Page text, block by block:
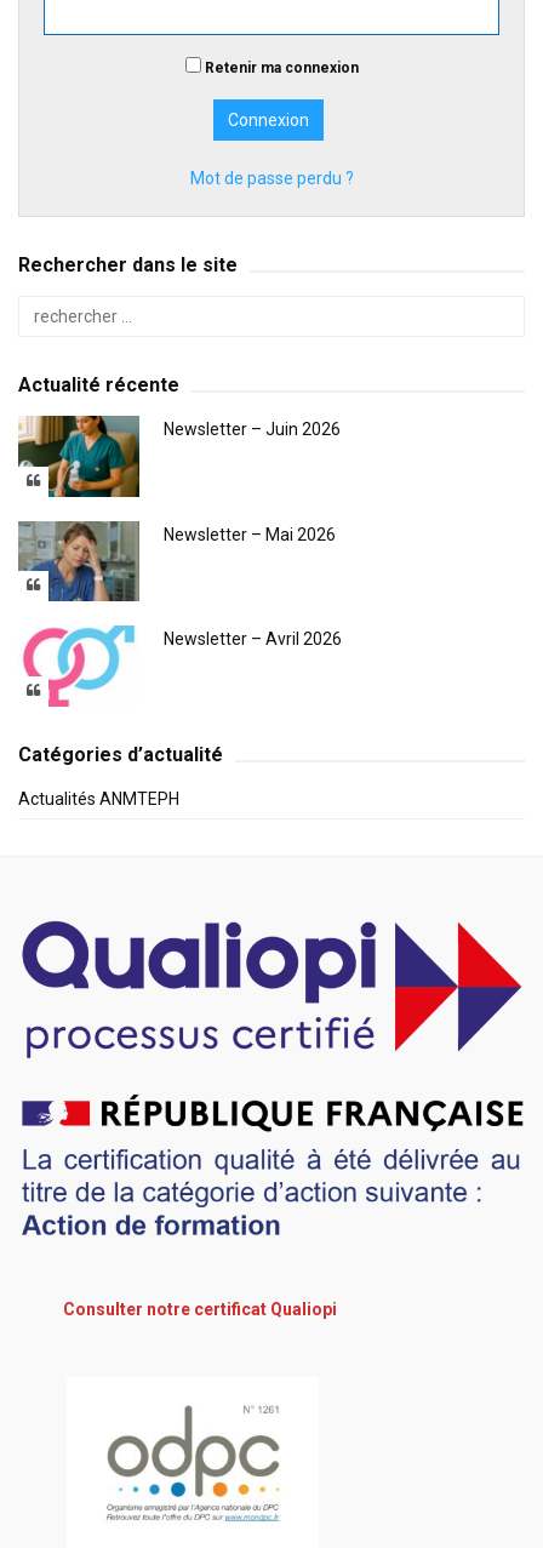
Retenir ma connexion
Mot de passe perdu ?
Rechercher dans le site
Actualité récente
Newsletter – Juin 2026
Newsletter – Mai 2026
Newsletter – Avril 2026
Catégories d’actualité
Actualités ANMTEPH
Consulter notre certificat Qualiopi